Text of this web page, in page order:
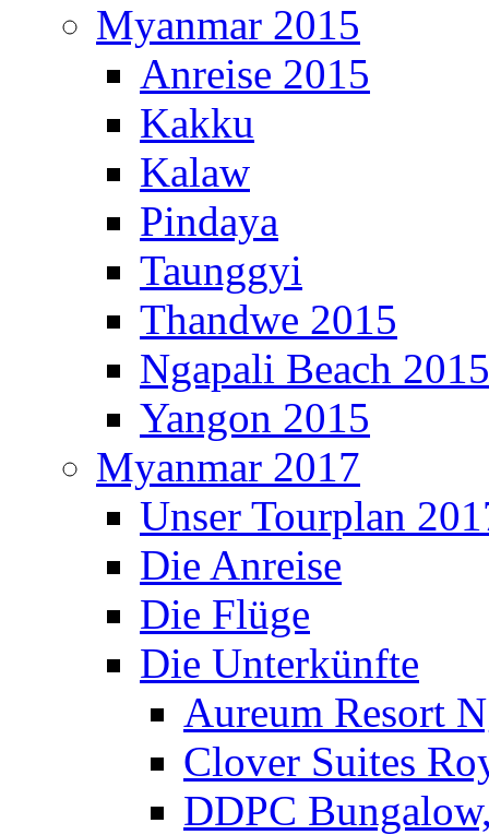
Myanmar 2015
Anreise 2015
Kakku
Kalaw
Pindaya
Taunggyi
Thandwe 2015
Ngapali Beach 2015
Yangon 2015
Myanmar 2017
Unser Tourplan
Die Anreise
Die Flüge
Die Unterkünfte
Aureum Resort
Clover Suites
DDPC